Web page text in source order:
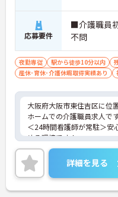
応募要件
■介護職員
不問
夜勤専従 駅から徒歩10分以内
産休･育休･介護休暇取得実績あり
大阪府大阪市東住吉区に位
ホームでの介護職員求人です
＜24時間看護師が常駐＞安
める環境です！
＜夜勤専従＞日中の時間を
すすめです。
＜資格を活かす＞入居者様
と生活していけるようサポ
ご興味のある方には、面接
詳細を見る